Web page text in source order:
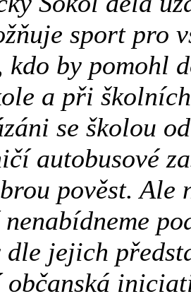
sport pro
kdo by pomohl
a při
se školou
autobusové
pověst. Ale
dle jejich